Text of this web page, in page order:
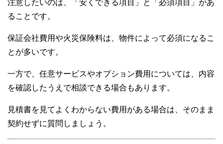
注意したいのは、「安くできる項目」と「必須項目」があ
ることです。
保証会社費用や火災保険料は、物件によって必須になるこ
とが多いです。
一方で、任意サービスやオプション費用については、内容
を確認したうえで相談できる場合もあります。
見積書を見てよくわからない費用がある場合は、そのまま
契約せずに質問しましょう。